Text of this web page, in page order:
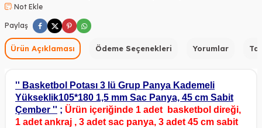
Not Ekle
Paylaş
Ürün Açıklaması Ödeme Seçenekleri Yorumlar
'' Basketbol Potası 3 lü Grup Panya Kademeli
Yükseklik105*180 1,5 mm Sac Panya, 45 cm Sabit
Çember '' ; Ürün içeriğinde 1 adet basketbol direği,
1 adet ankraj , 3 adet sac panya, 3 adet 45 cm sabit